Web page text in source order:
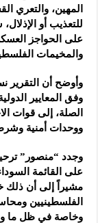
المهين، والتعري
للتعذيب أو
على الحواجز
والمخيمات
وأوضح أن التقرير
وفق المعايير
الصلة، إلى قوات
ووحدات أمنية
وجدد “منصور”
على القائمة
مشيراً إلى أن ذلك
الفلسطينيين
وخاصة في ظل ما